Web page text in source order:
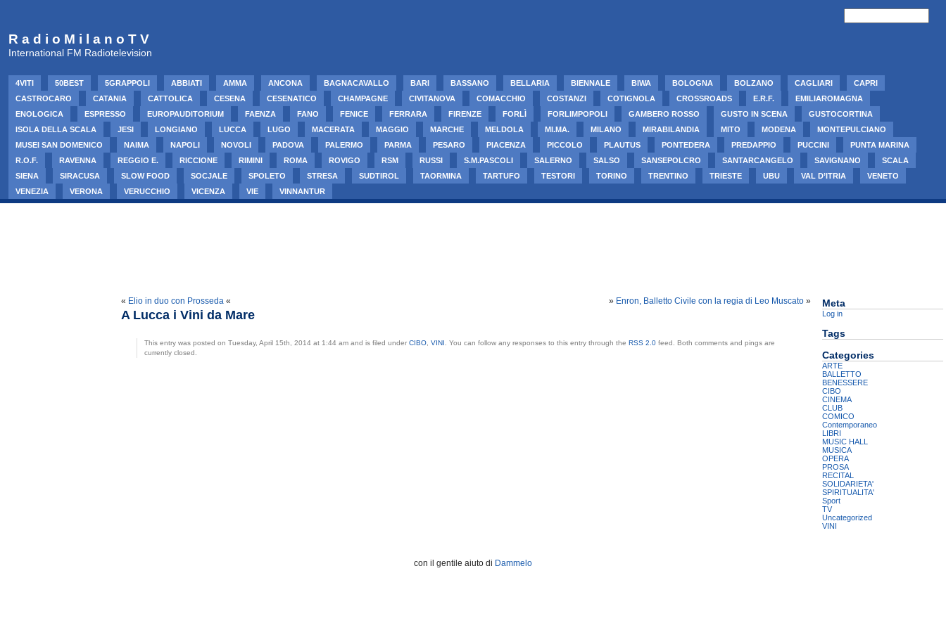
R a d i o M i l a n o T V
International FM Radiotelevision
4VITI 50BEST 5GRAPPOLI ABBIATI AMMA ANCONA BAGNACAVALLO BARI BASSANO BELLARIA BIENNALE BIWA BOLOGNA BOLZANO CAGLIARI
CAPRI
CASTROCARO
CATANIA CATTOLICA CESENA CESENATICO CHAMPAGNE CIVITANOVA COMACCHIO COSTANZI COTIGNOLA CROSSROADS E.R.F.
EMILIAROMAGNA
ENOLOGICA
ESPRESSO EUROPAUDITORIUM FAENZA FANO FENICE FERRARA FIRENZE FORLÌ FORLIMPOPOLI GAMBERO ROSSO GUSTO IN SCENA
GUSTOCORTINA
ISOLA DELLA SCALA
JESI LONGIANO LUCCA LUGO MACERATA MAGGIO MARCHE MELDOLA MI.MA. MILANO MIRABILANDIA MITO MODENA
MONTEPULCIANO
MUSEI SAN DOMENICO
NAIMA NAPOLI NOVOLI PADOVA PALERMO PARMA PESARO PIACENZA PICCOLO PLAUTUS PONTEDERA PREDAPPIO PUCCINI
PUNTA MARINA
R.O.F.
RAVENNA REGGIO E. RICCIONE RIMINI ROMA ROVIGO RSM RUSSI S.M.PASCOLI SALERNO SALSO SANSEPOLCRO SANTARCANGELO SAVIGNANO
SCALA
SIENA
SIRACUSA SLOW FOOD SOCJALE SPOLETO STRESA SUDTIROL TAORMINA TARTUFO TESTORI TORINO TRENTINO TRIESTE UBU VAL D’ITRIA
VENETO
VENEZIA
VERONA VERUCCHIO VICENZA VIE VINNANTUR
« Elio in duo con Prosseda « » Enron, Balletto Civile con la regia di Leo Muscato »
A Lucca i Vini da Mare
This entry was posted on Tuesday, April 15th, 2014 at 1:44 am and is filed underCIBO,VINI . You can follow any responses to this entry through the RSS 2.0 feed. Both comments and pings are
currently closed.
Meta
Log in
Tags
Categories
ARTE
BALLETTO
BENESSERE
CIBO
CINEMA
CLUB
COMICO
Contemporaneo
LIBRI
MUSIC HALL
MUSICA
OPERA
PROSA
RECITAL
SOLIDARIETA'
SPIRITUALITA'
Sport
TV
Uncategorized
VINI
con il gentile aiuto di Dammelo